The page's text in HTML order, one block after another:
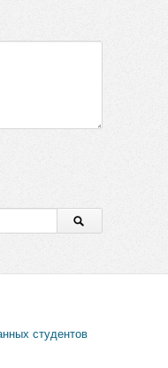
студентов